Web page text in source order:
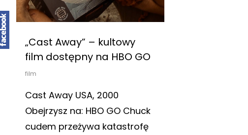
„Cast Away” – kultowy
film dostępny na HBO GO
film
Cast Away USA, 2000
Obejrzysz na: HBO GO Chuck
cudem przeżywa katastrofę